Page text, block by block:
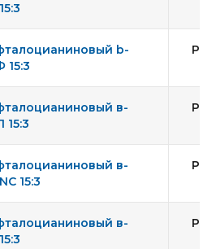
b-
в-
в-
15:3
в-